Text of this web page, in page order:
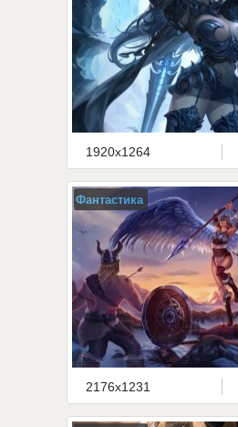
1920x1264
Фантастика
2176x1231